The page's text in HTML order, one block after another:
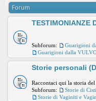
Forum
TESTIMONIANZE
Subforum: Guarigioni
Guarigioni dalla
Storie personali
Raccontaci qui la storia
Subforum:
Storie di
Storie di Vaginiti e